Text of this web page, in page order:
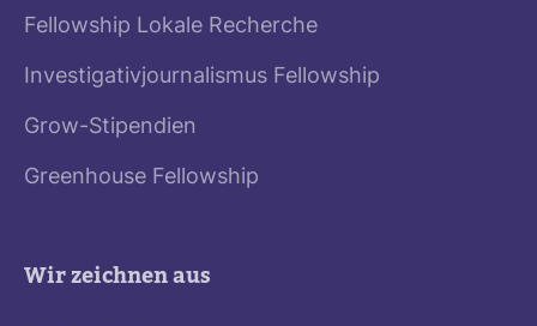
Fellowship Lokale Recherche
Investigativjournalismus Fellowship
Grow-Stipendien
Greenhouse Fellowship
Wir zeichnen aus